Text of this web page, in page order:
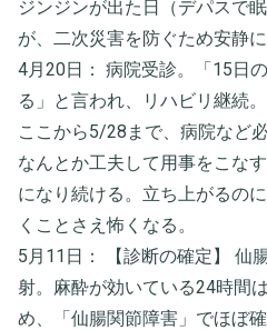
ジンジンが出た日（デパスで
が、二次災害を防ぐため安静に
​4月20日： 病院受診。「15日
る」と言われ、リハビリ継続。
ここから5/28まで、病院など
なんとか工夫して用事をこな
になり続ける。立ち上がるの
くことさえ怖くなる。
​5月11日： 【診断の確定】 仙
射。麻酔が効いている24時間
め、「仙腸関節障害」でほぼ確